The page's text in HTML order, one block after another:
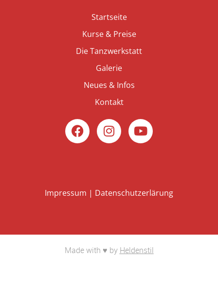
Startseite
Kurse & Preise
Die Tanzwerkstatt
Galerie
Neues & Infos
Kontakt
Impressum | Datenschutzerlärung
Made with ♥ by Heldenstil